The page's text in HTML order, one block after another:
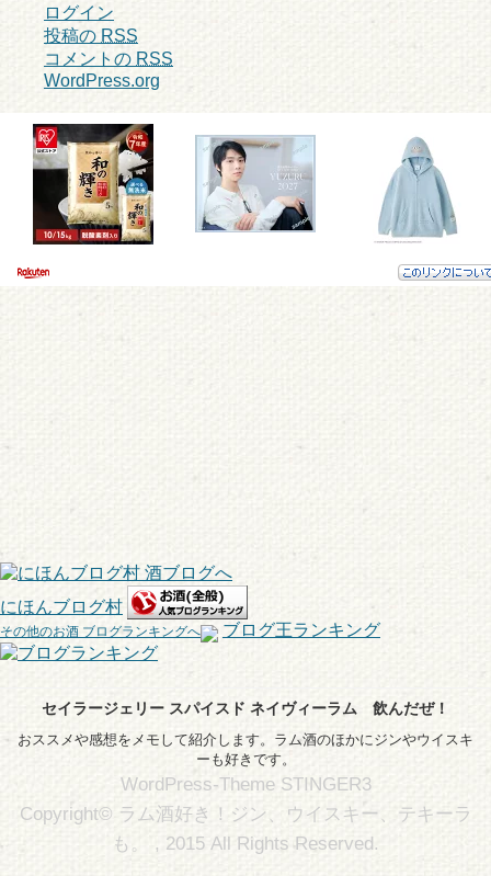
ログイン
投稿の RSS
コメントの RSS
WordPress.org
にほんブログ村
その他のお酒 ブログランキングへ ブログ王ランキング
セイラージェリー スパイスド ネイヴィーラム 飲んだぜ！
おススメや感想をメモして紹介します。ラム酒のほかにジンやウイスキ
ーも好きです。
WordPress-Theme STINGER3
Copyright© ラム酒好き！ジン、ウイスキー、テキーラ
も。 , 2015 All Rights Reserved.